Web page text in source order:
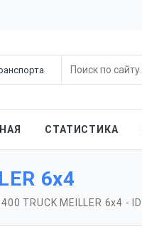
СТАТИСТИКА
6x4
TRUCK MEILLER 6x4 - ID